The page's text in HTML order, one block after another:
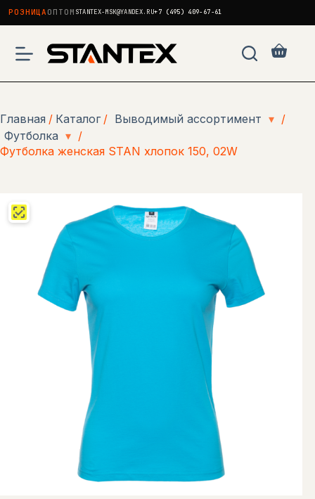
РОЗНИЦА ОПТОМ STANTEX-MSK@YANDEX.RU+7 (495) 409-67-61
сути
Главная / Каталог / Выводимый ассортимент ▾ /
Футболка ▾ /
Футболка женская STAN хлопок 150, 02W